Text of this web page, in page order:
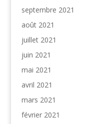
septembre 2021
août 2021
juillet 2021
juin 2021
mai 2021
avril 2021
mars 2021
février 2021